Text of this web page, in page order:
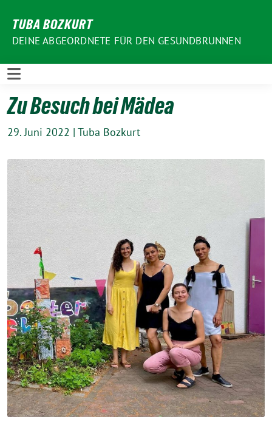
zum
Inhalt
TUBA BOZKURT
DEINE ABGEORDNETE FÜR DEN GESUNDBRUNNEN
Zu Besuch bei Mädea
29. Juni 2022 | Tuba Bozkurt